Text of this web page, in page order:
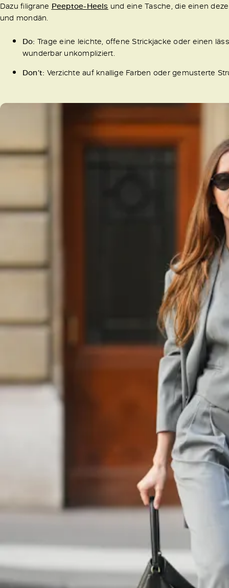
Dazu filigrane Peeptoe-Heels und eine Tasche, die einen
und mondän.
Do: Trage eine leichte, offene Strickjacke oder einen
wunderbar unkompliziert.
Don’t: Verzichte auf knallige Farben oder gemusterte